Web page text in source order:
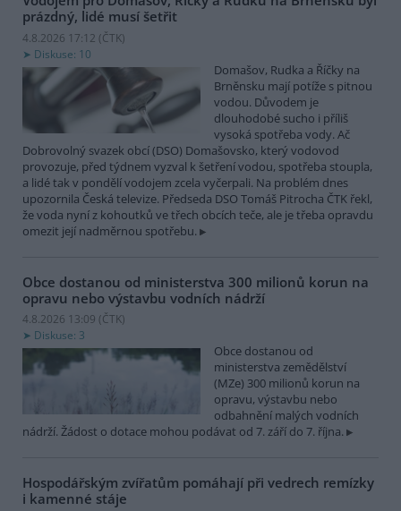
prázdný, lidé musí šetřit
4.8.2026 17:12 (ČTK)
Diskuse: 10
Domašov, Rudka a Říčky na
Brněnsku mají potíže s pitnou
vodou. Důvodem je
dlouhodobé sucho i příliš
vysoká spotřeba vody. Ač
Dobrovolný svazek obcí (DSO) Domašovsko, který vodovod
provozuje, před týdnem vyzval k šetření vodou, spotřeba stoupla,
a lidé tak v pondělí vodojem zcela vyčerpali. Na problém dnes
upozornila Česká televize. Předseda DSO Tomáš Pitrocha ČTK řekl,
že voda nyní z kohoutků ve třech obcích teče, ale je třeba opravdu
omezit její nadměrnou spotřebu.
Obce dostanou od ministerstva 300 milionů korun na
opravu nebo výstavbu vodních nádrží
4.8.2026 13:09 (ČTK)
Diskuse: 3
Obce dostanou od
ministerstva zemědělství
(MZe) 300 milionů korun na
opravu, výstavbu nebo
odbahnění malých vodních
nádrží. Žádost o dotace mohou podávat od 7. září do 7. října.
Hospodářským zvířatům pomáhají při vedrech remízky
i kamenné stáje